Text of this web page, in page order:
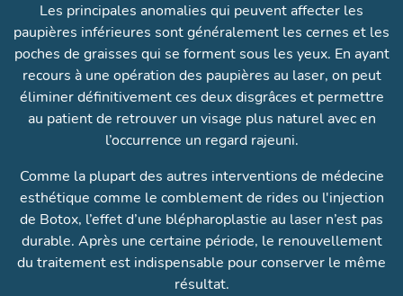
Les principales anomalies qui peuvent affecter les
paupières inférieures sont généralement les cernes et les
poches de graisses qui se forment sous les yeux. En ayant
recours à une opération des paupières au laser, on peut
éliminer définitivement ces deux disgrâces et permettre
au patient de retrouver un visage plus naturel avec en
l’occurrence un regard rajeuni.
Comme la plupart des autres interventions de médecine
esthétique comme le comblement de rides ou l'injection
de Botox, l’effet d’une blépharoplastie au laser n’est pas
durable. Après une certaine période, le renouvellement
du traitement est indispensable pour conserver le même
résultat.